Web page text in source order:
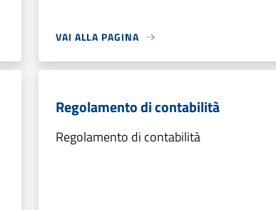
VAI ALLA PAGINA
Regolamento di contabilità
Regolamento di contabilità